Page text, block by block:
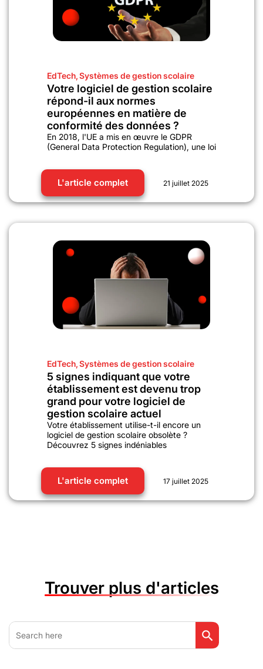
EdTech,Systèmes de gestion scolaire
Votre logiciel de gestion scolaire
répond-il aux normes
européennes en matière de
conformité des données ?
En 2018, l'UE a mis en œuvre le GDPR
(General Data Protection Regulation), une loi
L'article complet 21 juillet 2025
EdTech,Systèmes de gestion scolaire
5 signes indiquant que votre
établissement est devenu trop
grand pour votre logiciel de
gestion scolaire actuel
Votre établissement utilise-t-il encore un
logiciel de gestion scolaire obsolète ?
Découvrez 5 signes indéniables
L'article complet 17 juillet 2025
Trouver plus d'articles
Search
for:
Search Button